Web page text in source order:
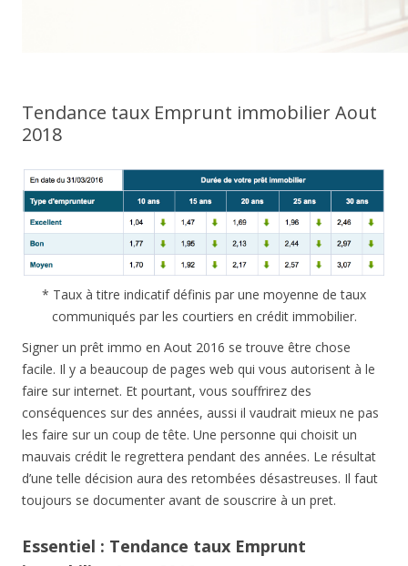
Tendance taux Emprunt immobilier Aout
2018
* Taux à titre indicatif définis par une moyenne de taux
communiqués par les courtiers en crédit immobilier.
Signer un prêt immo en Aout 2016 se trouve être chose
facile. Il y a beaucoup de pages web qui vous autorisent à le
faire sur internet. Et pourtant, vous souffrirez des
conséquences sur des années, aussi il vaudrait mieux ne pas
les faire sur un coup de tête. Une personne qui choisit un
mauvais crédit le regrettera pendant des années. Le résultat
d’une telle décision aura des retombées désastreuses. Il faut
toujours se documenter avant de souscrire à un pret.
Essentiel : Tendance taux Emprunt